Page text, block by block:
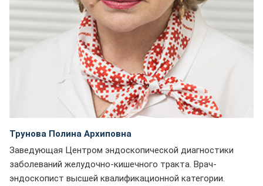
Трунова Полина Архиповна
Заведующая Центром эндоскопической диагностики
заболеваний желудочно-кишечного тракта. Врач-
эндоскопист высшей квалификационной категории.